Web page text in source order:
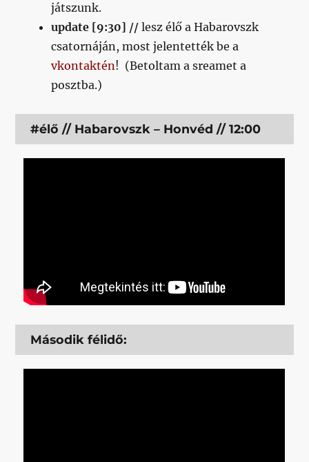
játszunk.
update [9:30] //lesz élő a Habarovszk
csatornáján, most jelentették be a
vkontaktén! (Betoltam a sreamet a
posztba.)
#élő // Habarovszk – Honvéd // 12:00
Második félidő: